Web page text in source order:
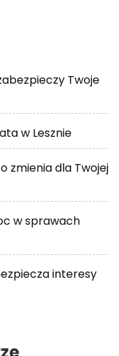
Twoje
w Lesznie
zmienia dla Twojej
w sprawach
interesy